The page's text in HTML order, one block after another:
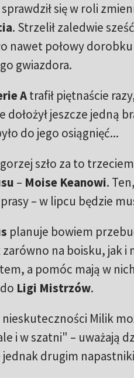
się w roli
. Strzelił zaledwie
nawet połowy
gwiazdora.
Atrafił piętnaście
dołożył jeszcze jedną
do jego osiągnięć...
szło za to
– Moise Keanowi.
– w lipcu będzie
planuje bowiem
na boisku, jak i
a pomóc mają w
Ligi Mistrzów.
Milik
i w szatni" – uważają
drugim